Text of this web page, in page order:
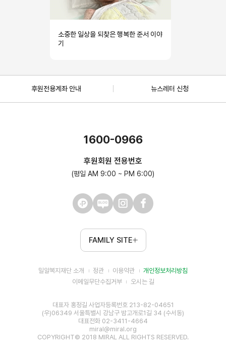
소중한 일상을 되찾은 행복한 준서 이야
기
후원전용계좌 안내 뉴스레터 신청
1600-0966
후원회원 전용번호
(평일 AM 9:00 ~ PM 6:00)
FAMILY SITE
밀알복지재단 소개 정관 이용약관
개인정보처리방침
이메일무단수집거부
오시는 길
대표자 홍정길 사업자등록번호 213-82-04651
(우)06349 서울특별시 강남구 밤고개로1길 34 (수서동)
대표전화 02-3411-4664
miral@miral.org
COPYRIGHT© 2018 MIRAL ALL RIGHTS RESERVED.